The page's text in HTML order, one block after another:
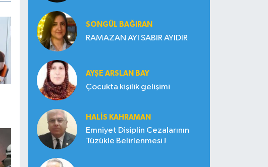
SONGÜL BAĞIRAN
RAMAZAN AYI SABIR AYIDIR
AYŞE ARSLAN BAY
Çocukta kişilik gelişimi
HALIS KAHRAMAN
Emniyet Disiplin Cezalarının
Tüzükle Belirlenmesi !